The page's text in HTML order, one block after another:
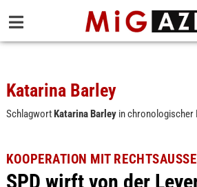
Katarina Barley
SchlagwortKatarina Barleyin chronologischer
KOOPERATION MIT RECHTSAUSSEN
SPD wirft von der